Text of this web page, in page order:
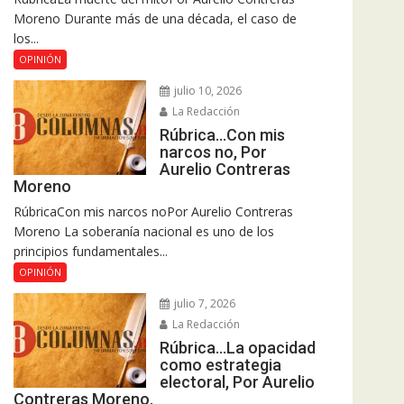
Moreno Durante más de una década, el caso de
los...
OPINIÓN
julio 10, 2026
La Redacción
Rúbrica…Con mis
narcos no, Por
Aurelio Contreras
Moreno
RúbricaCon mis narcos noPor Aurelio Contreras
Moreno La soberanía nacional es uno de los
principios fundamentales...
OPINIÓN
julio 7, 2026
La Redacción
Rúbrica…La opacidad
como estrategia
electoral, Por Aurelio
Contreras Moreno.